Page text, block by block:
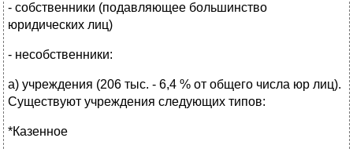
- собственники (подавляющее большинство
юридических лиц)
- несобственники:
а) учреждения (206 тыс. - 6,4 % от общего числа юр лиц).
Существуют учреждения следующих типов:
*Казенное